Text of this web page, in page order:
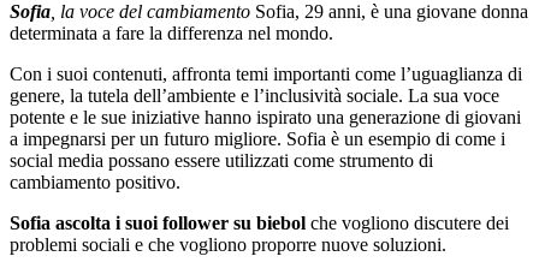
Sofia , la voce del cambiamento Sofia, 29 anni, è una giovane donna
determinata a fare la differenza nel mondo.
Con i suoi contenuti, affronta temi importanti come l’uguaglianza di
genere, la tutela dell’ambiente e l’inclusività sociale. La sua voce
potente e le sue iniziative hanno ispirato una generazione di giovani
a impegnarsi per un futuro migliore. Sofia è un esempio di come i
social media possano essere utilizzati come strumento di
cambiamento positivo.
Sofia ascolta i suoi follower su biebol che vogliono discutere dei
problemi sociali e che vogliono proporre nuove soluzioni.